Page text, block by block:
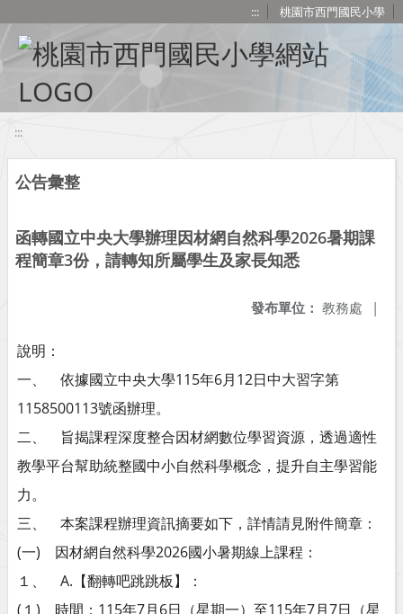
::: 桃園市西門國民小學
:::
公告彙整
函轉國立中央大學辦理因材網自然科學2026暑期課
程簡章3份，請轉知所屬學生及家長知悉
發布單位： 教務處 |
說明：
一、 依據國立中央大學115年6月12日中大習字第
1158500113號函辦理。
二、 旨揭課程深度整合因材網數位學習資源，透過適性
教學平台幫助統整國中小自然科學概念，提升自主學習能
力。
三、 本案課程辦理資訊摘要如下，詳情請見附件簡章：
(一) 因材網自然科學2026國小暑期線上課程：
１、 A.【翻轉吧跳跳板】：
(１) 時間：115年7月6日（星期一）至115年7月7日（星